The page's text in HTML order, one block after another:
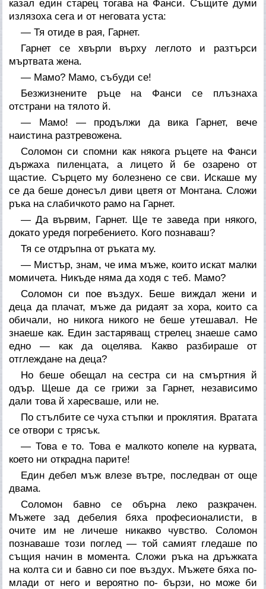
казал един старец тогава на Фанси. Същите думи
излязоха сега и от неговата уста:
— Тя отиде в рая, Гарнет.
Гарнет се хвърли върху леглото и разтърси
мъртвата жена.
— Мамо? Мамо, събуди се!
Безжизнените ръце на Фанси се плъзнаха
отстрани на тялото й.
— Мамо! — продължи да вика Гарнет, вече
наистина разтревожена.
Соломон си спомни как някога ръцете на Фанси
държаха пиленцата, а лицето й бе озарено от
щастие. Сърцето му болезнено се сви. Искаше му
се да беше донесъл диви цветя от Монтана. Сложи
ръка на слабичкото рамо на Гарнет.
— Да вървим, Гарнет. Ще те заведа при някого,
докато уредя погребението. Кого познаваш?
Тя се отдръпна от ръката му.
— Мистър, знам, че има мъже, които искат малки
момичета. Никъде няма да ходя с теб. Мамо?
Соломон си пое въздух. Беше виждал жени и
деца да плачат, мъже да ридаят за хора, които са
обичали, но никога никого не беше утешавал. Не
знаеше как. Един застаряващ стрелец знаеше само
едно — как да оцелява. Какво разбираше от
отглеждане на деца?
Но беше обещал на сестра си на смъртния й
одър. Щеше да се грижи за Гарнет, независимо
дали това й харесваше, или не.
По стълбите се чуха стъпки и проклятия. Вратата
се отвори с трясък.
— Това е то. Това е малкото копеле на курвата,
което ни открадна парите!
Един дебел мъж влезе вътре, последван от още
двама.
Соломон бавно се обърна леко разкрачен.
Мъжете зад дебелия бяха професионалисти, в
очите им не личеше никакво чувство. Соломон
познаваше този поглед — той самият гледаше по
същия начин в момента. Сложи ръка на дръжката
на колта си и бавно си пое въздух. Мъжете бяха по-
млади от него и вероятно по- бързи, но може би